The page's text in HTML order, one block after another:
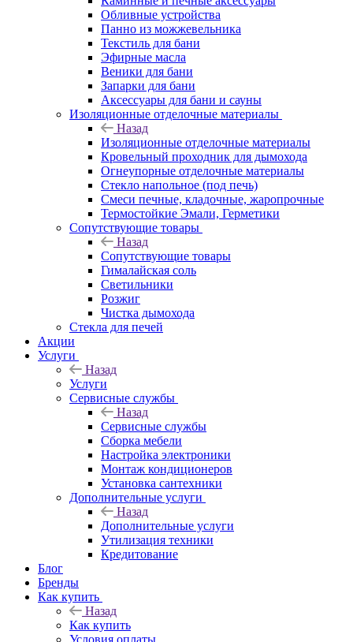
Обливные устройства
Панно из можжевельника
Текстиль для бани
Эфирные масла
Веники для бани
Запарки для бани
Аксессуары для бани и сауны
Изоляционные отделочные материалы
Назад
Изоляционные отделочные материалы
Кровельный проходник для дымохода
Огнеупорные отделочные материалы
Стекло напольное (под печь)
Смеси печные, кладочные, жаропрочные
Термостойкие Эмали, Герметики
Сопутствующие товары
Назад
Сопутствующие товары
Гималайская соль
Светильники
Розжиг
Чистка дымохода
Стекла для печей
Акции
Услуги
Назад
Услуги
Сервисные службы
Назад
Сервисные службы
Сборка мебели
Настройка электроники
Монтаж кондиционеров
Установка сантехники
Дополнительные услуги
Назад
Дополнительные услуги
Утилизация техники
Кредитование
Блог
Бренды
Как купить
Назад
Как купить
Условия оплаты